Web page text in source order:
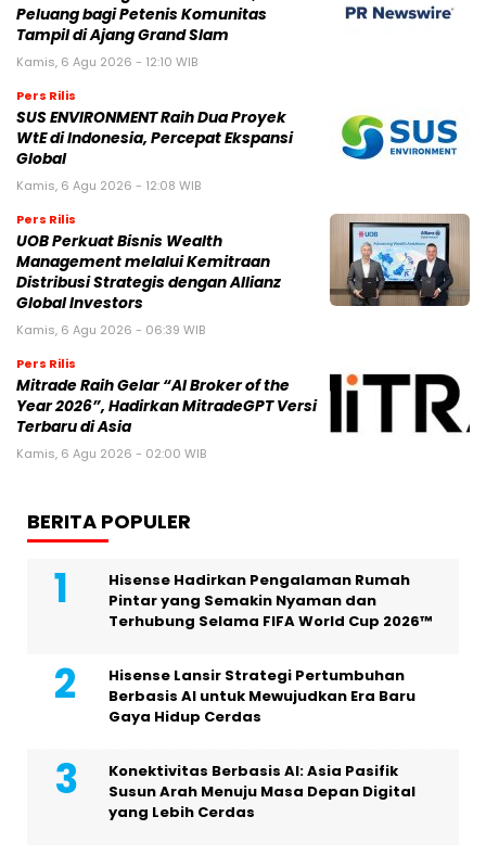
Peluang bagi Petenis Komunitas
Tampil di Ajang Grand Slam
Kamis, 6 Agu 2026 - 12:10 WIB
Pers Rilis
SUS ENVIRONMENT Raih Dua Proyek
WtE di Indonesia, Percepat Ekspansi
Global
Kamis, 6 Agu 2026 - 12:08 WIB
Pers Rilis
UOB Perkuat Bisnis Wealth
Management melalui Kemitraan
Distribusi Strategis dengan Allianz
Global Investors
Kamis, 6 Agu 2026 - 06:39 WIB
Pers Rilis
Mitrade Raih Gelar “AI Broker of the
Year 2026”, Hadirkan MitradeGPT Versi
Terbaru di Asia
Kamis, 6 Agu 2026 - 02:00 WIB
BERITA POPULER
Hisense Hadirkan Pengalaman Rumah
Pintar yang Semakin Nyaman dan
Terhubung Selama FIFA World Cup 2026™
Hisense Lansir Strategi Pertumbuhan
Berbasis AI untuk Mewujudkan Era Baru
Gaya Hidup Cerdas
Konektivitas Berbasis AI: Asia Pasifik
Susun Arah Menuju Masa Depan Digital
yang Lebih Cerdas